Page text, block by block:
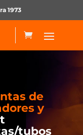
1973
de
y
tubos